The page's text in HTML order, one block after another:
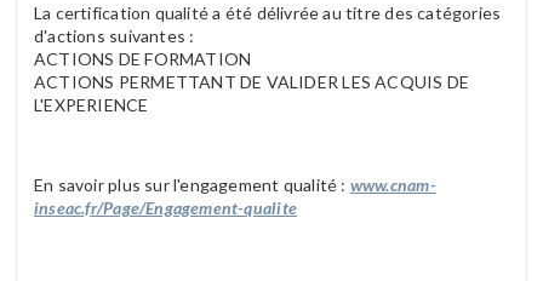
La certification qualité a été délivrée au titre des catégories
d'actions suivantes :
ACTIONS DE FORMATION
ACTIONS PERMETTANT DE VALIDER LES ACQUIS DE
L'EXPERIENCE
En savoir plus sur l'engagement qualité : www.cnam-
inseac.fr/Page/Engagement-qualite